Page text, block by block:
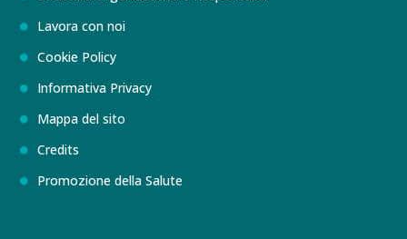
Lavora con noi
Cookie Policy
Informativa Privacy
Mappa del sito
Credits
Promozione della Salute